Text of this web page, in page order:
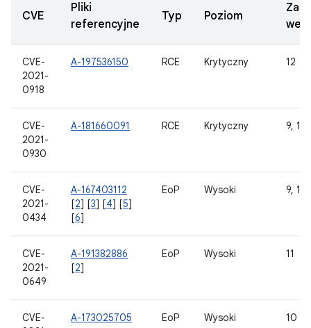
CVE
Pliki
referencyjne
Typ Poziom
CVE-
2021-
0918
A-197536150 RCE Krytyczny 12
CVE-
2021-
0930
A-181660091 RCE Krytyczny 9,
CVE-
2021-
0434
A-167403112
[2] [3] [4] [5]
[6]
EoP Wysoki 9, 10,
CVE-
2021-
0649
A-191382886
[2]
EoP Wysoki 11
CVE-
A-173025705 EoP Wysoki 10